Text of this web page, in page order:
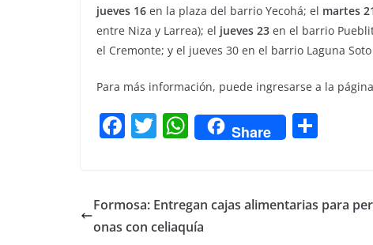
jueves 16 en la plaza del barrio Yecohá; el martes
entre Niza y Larrea); el jueves 23 en el barrio
el Cremonte; y el jueves 30 en el barrio Laguna Soto
Para más información, puede ingresarse a la
F
e
b
T
er
W
h
s
A
Share
p
Formosa: Entregan cajas alimentarias para
onas con celiaquía